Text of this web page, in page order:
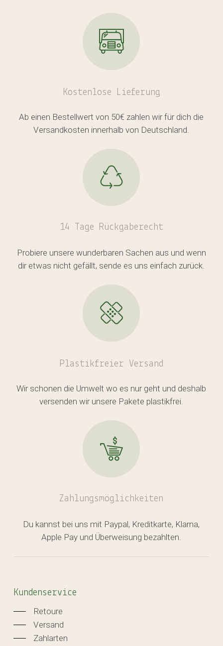
Es befinden sich keine Produkte
GO TO SHOP
Kostenlose Lieferung
Ab einen Bestellwert von 50€ zahlen wir für dich die
Versandkosten innerhalb von Deutschland.
14 Tage Rückgaberecht
Probiere unsere wunderbaren Sachen aus und wenn
dir etwas nicht gefällt, sende es uns einfach zurück.
Plastikfreier Versand
Wir schonen die Umwelt wo es nur geht und deshalb
versenden wir unsere Pakete plastikfrei.
Zahlungsmöglichkeiten
Du kannst bei uns mit Paypal, Kreditkarte, Klarna,
Apple Pay und Überweisung bezahlten.
Kundenservice
Retoure
Versand
Zahlarten